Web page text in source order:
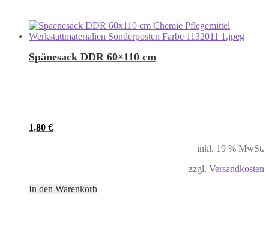
Spänesack DDR 60×110 cm
1,80 €
inkl. 19 % MwSt.
zzgl. Versandkosten
In den Warenkorb